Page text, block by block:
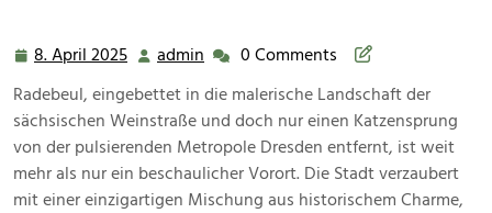
8. April 2025 8.
April
2025
admin admin0 Comments
Radebeul, eingebettet in die malerische Landschaft der
sächsischen Weinstraße und doch nur einen Katzensprung
von der pulsierenden Metropole Dresden entfernt, ist weit
mehr als nur ein beschaulicher Vorort. Die Stadt verzaubert
mit einer einzigartigen Mischung aus historischem Charme,